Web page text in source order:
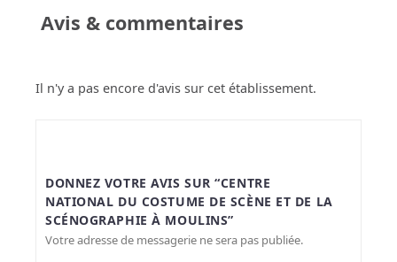
Avis & commentaires
Il n'y a pas encore d'avis sur cet établissement.
DONNEZ VOTRE AVIS SUR “CENTRE
NATIONAL DU COSTUME DE SCÈNE ET DE LA
SCÉNOGRAPHIE À MOULINS”
Votre adresse de messagerie ne sera pas publiée.